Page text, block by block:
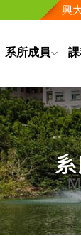
興
系所成員